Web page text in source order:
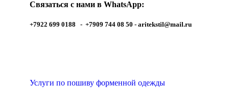
Связаться с нами в WhatsApp:
+7922 699 0188 - +7909 744 08 50 - aritekstil@mail.ru
Услуги по пошиву форменной одежды